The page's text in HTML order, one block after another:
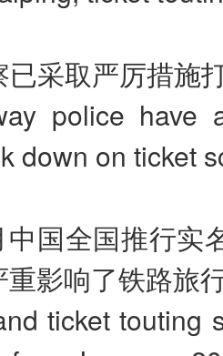
采取严厉措施
police have
down on ticket
国全国推行实
影响了铁路旅行
ticket touting